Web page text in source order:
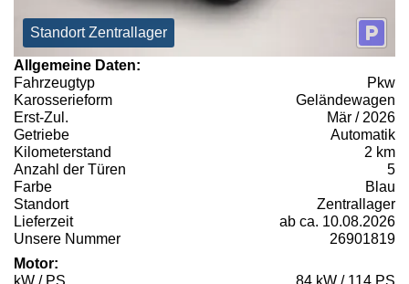
Standort Zentrallager
Allgemeine Daten:
Fahrzeugtyp
Pkw
Karosserieform
Geländewagen
Erst-Zul.
Mär / 2026
Getriebe
Automatik
Kilometerstand
2 km
Anzahl der Türen
5
Farbe
Blau
Standort
Zentrallager
Lieferzeit
ab ca. 10.08.2026
Unsere Nummer
26901819
Motor: